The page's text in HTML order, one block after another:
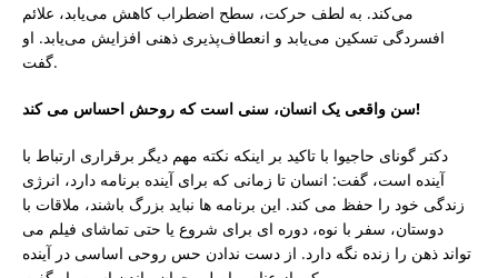
می‌کند. به لطف حرکت، سطح اضطراب کاهش می‌یابد، علائم
افسردگی تسکین می‌یابد و انعطاف‌پذیری ذهنی افزایش می‌یابد. او
گفت.
سن واقعی یک انسان، سنی است که روحش احساس می کند!
دکتر گونای حاجیوا با تاکید بر اینکه نکته مهم دیگر برقراری ارتباط با
آینده است، گفت: انسان تا زمانی که برای آینده برنامه دارد، انرژی
زندگی خود را حفظ می کند. این برنامه ها نباید بزرگ باشند، ملاقات با
دوستان، سفر با نوه، دوره ای برای شروع یا حتی تماشای فیلم می
تواند ذهن را زنده نگه دارد. از دست ندادن حس روحی اساسی در آینده